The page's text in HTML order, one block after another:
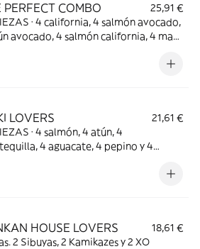
PERFECT COMBO
25,91 €
· 4 california, 4 salmón avocado,
avocado, 4 salmón california, 4 maki
LOVERS
21,61 €
· 4 salmón, 4 atún, 4
4 aguacate, 4 pepino y 4
HOUSE LOVERS
18,61 €
2 Sibuyas, 2 Kamikazes y 2 XO